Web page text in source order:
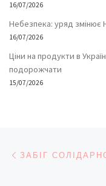
16/07/2026
Небезпека: уряд змінює
16/07/2026
Ціни на продукти в
подорожчати
15/07/2026
Навігація